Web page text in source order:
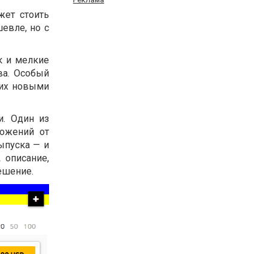
стоить
но с
и мелкие
Особый
новыми
Один из
от
— и